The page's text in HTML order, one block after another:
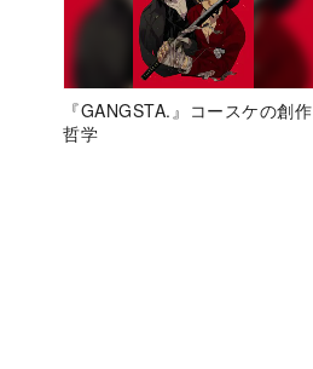
『GANGSTA.』コースケの創作
哲学